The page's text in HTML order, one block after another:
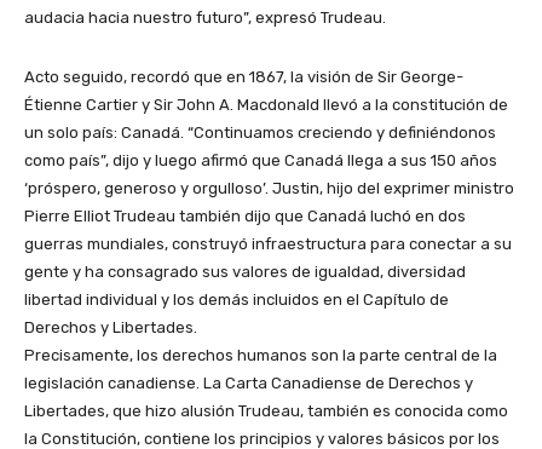
audacia hacia nuestro futuro”, expresó Trudeau.
Acto seguido, recordó que en 1867, la visión de Sir George-
Étienne Cartier y Sir John A. Macdonald llevó a la constitución de
un solo país: Canadá. “Continuamos creciendo y definiéndonos
como país”, dijo y luego afirmó que Canadá llega a sus 150 años
‘próspero, generoso y orgulloso’. Justin, hijo del exprimer ministro
Pierre Elliot Trudeau también dijo que Canadá luchó en dos
guerras mundiales, construyó infraestructura para conectar a su
gente y ha consagrado sus valores de igualdad, diversidad
libertad individual y los demás incluidos en el Capítulo de
Derechos y Libertades.
Precisamente, los derechos humanos son la parte central de la
legislación canadiense. La Carta Canadiense de Derechos y
Libertades, que hizo alusión Trudeau, también es conocida como
la Constitución, contiene los principios y valores básicos por los